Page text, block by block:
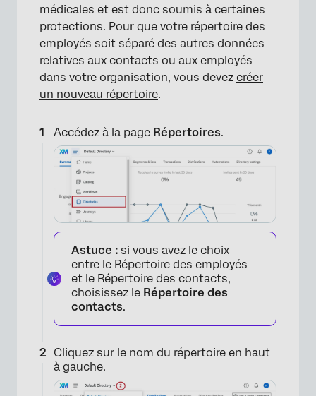
×
×
médicales et est donc soumis à certaines
protections. Pour que votre répertoire des
employés soit séparé des autres données
relatives aux contacts ou aux employés
dans votre organisation, vous devez créer
un nouveau répertoire.
Accédez à la page Répertoires.
Astuce : si vous avez le choix
entre le Répertoire des employés
et le Répertoire des contacts,
choisissez le Répertoire des
contacts.
Cliquez sur le nom du répertoire en haut
à gauche.